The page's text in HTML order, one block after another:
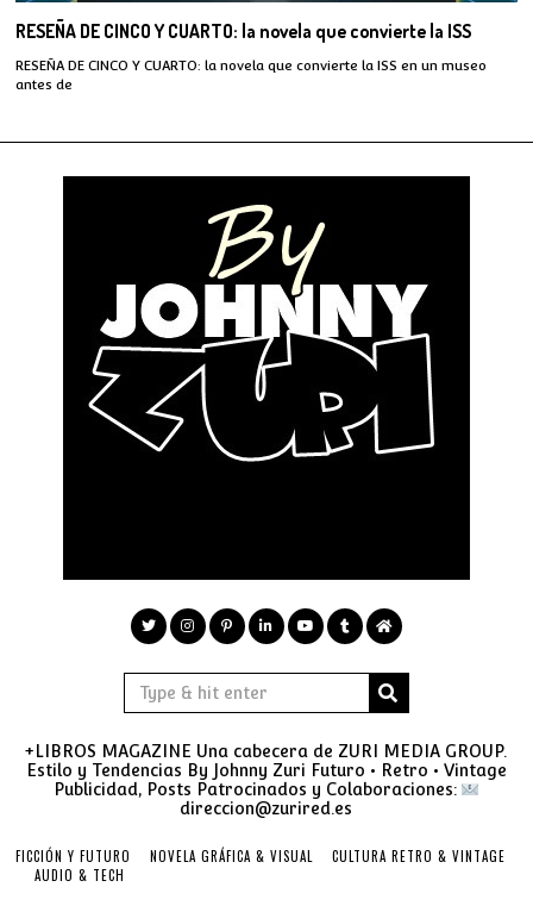
RESEÑA DE CINCO Y CUARTO: la novela que convierte la ISS
RESEÑA DE CINCO Y CUARTO: la novela que convierte la ISS en un museo
antes de
+LIBROS MAGAZINE Una cabecera de ZURI MEDIA GROUP.
Estilo y Tendencias By Johnny Zuri Futuro • Retro • Vintage
Publicidad, Posts Patrocinados y Colaboraciones:
direccion@zurired.es
FICCIÓN Y FUTURO NOVELA GRÁFICA & VISUAL
CULTURA RETRO & VINTAGE
AUDIO & TECH